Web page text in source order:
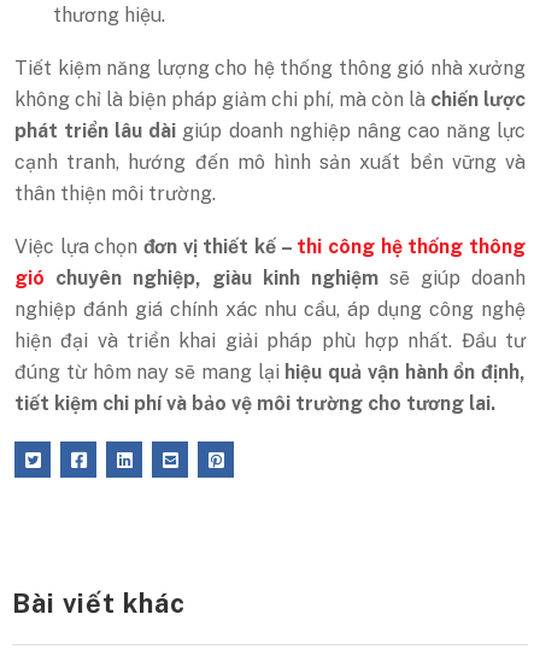
thương hiệu.
Tiết kiệm năng lượng cho hệ thống thông gió nhà xưởng
không chỉ là biện pháp giảm chi phí, mà còn là chiến lược
phát triển lâu dài giúp doanh nghiệp nâng cao năng lực
cạnh tranh, hướng đến mô hình sản xuất bền vững và
thân thiện môi trường.
Việc lựa chọn đơn vị thiết kế – thi công hệ thống thông
gió chuyên nghiệp, giàu kinh nghiệm sẽ giúp doanh
nghiệp đánh giá chính xác nhu cầu, áp dụng công nghệ
hiện đại và triển khai giải pháp phù hợp nhất. Đầu tư
đúng từ hôm nay sẽ mang lại hiệu quả vận hành ổn định,
tiết kiệm chi phí và bảo vệ môi trường cho tương lai.
Bài viết khác